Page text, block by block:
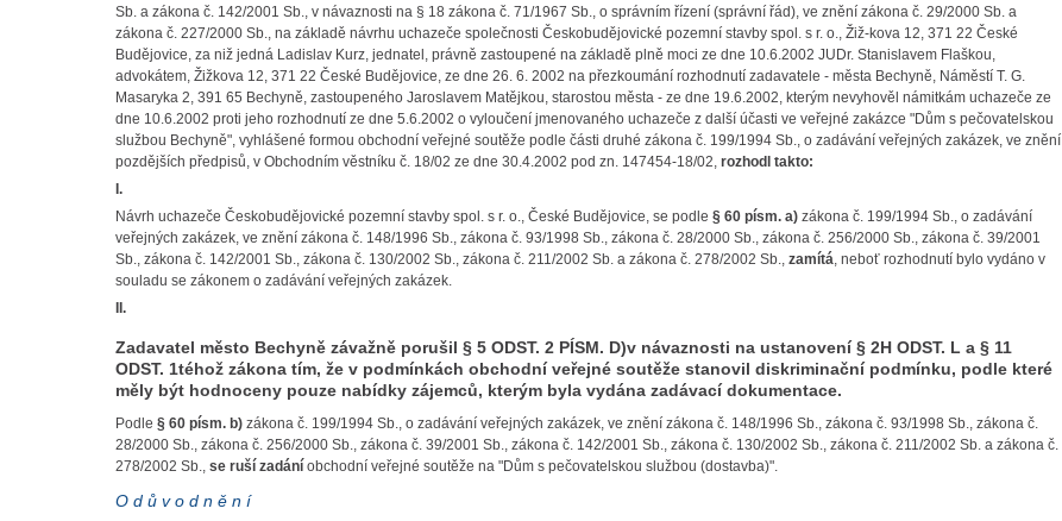
Sb. a zákona č. 142/2001 Sb., v návaznosti na § 18 zákona č. 71/1967 Sb., o správním řízení (správní řád), ve znění zákona č. 29/2000 Sb. a
zákona č. 227/2000 Sb., na základě návrhu uchazeče společnosti Českobudějovické pozemní stavby spol. s r. o., Žiž-kova 12, 371 22 České
Budějovice, za niž jedná Ladislav Kurz, jednatel, právně zastoupené na základě plně moci ze dne 10.6.2002 JUDr. Stanislavem Flaškou,
advokátem, Žižkova 12, 371 22 České Budějovice, ze dne 26. 6. 2002 na přezkoumání rozhodnutí zadavatele - města Bechyně, Náměstí T. G.
Masaryka 2, 391 65 Bechyně, zastoupeného Jaroslavem Matějkou, starostou města - ze dne 19.6.2002, kterým nevyhověl námitkám uchazeče ze
dne 10.6.2002 proti jeho rozhodnutí ze dne 5.6.2002 o vyloučení jmenovaného uchazeče z další účasti ve veřejné zakázce "Dům s pečovatelskou
službou Bechyně", vyhlášené formou obchodní veřejné soutěže podle části druhé zákona č. 199/1994 Sb., o zadávání veřejných zakázek, ve znění
pozdějších předpisů, v Obchodním věstníku č. 18/02 ze dne 30.4.2002 pod zn. 147454-18/02, rozhodl takto:
I.
Návrh uchazeče Českobudějovické pozemní stavby spol. s r. o., České Budějovice, se podle § 60 písm. a) zákona č. 199/1994 Sb., o zadávání
veřejných zakázek, ve znění zákona č. 148/1996 Sb., zákona č. 93/1998 Sb., zákona č. 28/2000 Sb., zákona č. 256/2000 Sb., zákona č. 39/2001
Sb., zákona č. 142/2001 Sb., zákona č. 130/2002 Sb., zákona č. 211/2002 Sb. a zákona č. 278/2002 Sb., zamítá, neboť rozhodnutí bylo vydáno v
souladu se zákonem o zadávání veřejných zakázek.
II.
Zadavatel město Bechyně závažně porušil § 5 ODST. 2 PÍSM. D)v návaznosti na ustanovení§ 2H ODST. L a § 11
ODST. 1téhož zákona tím, že v podmínkách obchodní veřejné soutěže stanovil diskriminační podmínku, podle které
měly být hodnoceny pouze nabídky zájemců, kterým byla vydána zadávací dokumentace.
Podle § 60 písm. b) zákona č. 199/1994 Sb., o zadávání veřejných zakázek, ve znění zákona č. 148/1996 Sb., zákona č. 93/1998 Sb., zákona č.
28/2000 Sb., zákona č. 256/2000 Sb., zákona č. 39/2001 Sb., zákona č. 142/2001 Sb., zákona č. 130/2002 Sb., zákona č. 211/2002 Sb. a zákona č.
278/2002 Sb., se ruší zadání obchodní veřejné soutěže na "Dům s pečovatelskou službou (dostavba)".
O d ů v o d n ě n í